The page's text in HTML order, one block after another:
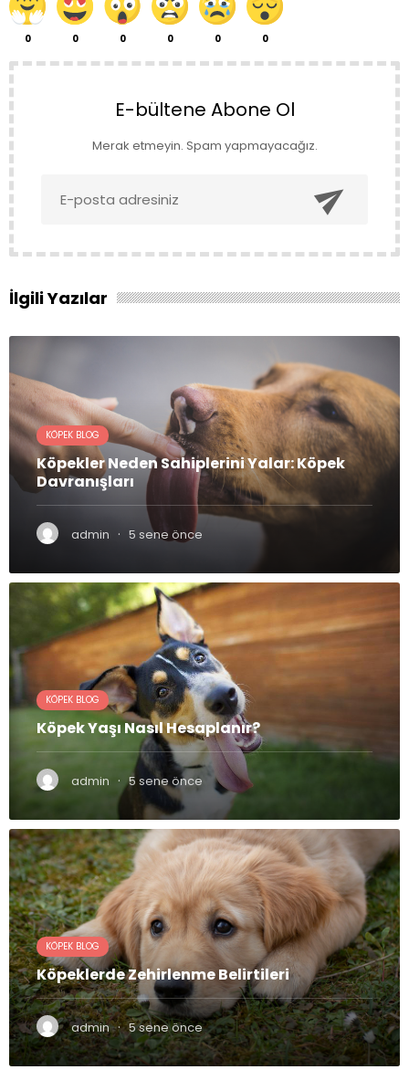
0 0 0 0 0 0
E-bültene Abone Ol
Merak etmeyin. Spam yapmayacağız.

İlgili Yazılar
KÖPEK BLOG
Köpekler Neden Sahiplerini Yalar: Köpek
Davranışları
admin · 5 sene önce
KÖPEK BLOG
Köpek Yaşı Nasıl Hesaplanır?
admin · 5 sene önce
KÖPEK BLOG
Köpeklerde Zehirlenme Belirtileri
admin · 5 sene önce